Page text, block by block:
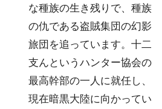
な種族の生き残りで、種族
の仇である盗賊集団の幻影
旅団を追っています。十二
支んというハンター協会の
最高幹部の一人に就任し、
現在暗黒大陸に向かってい